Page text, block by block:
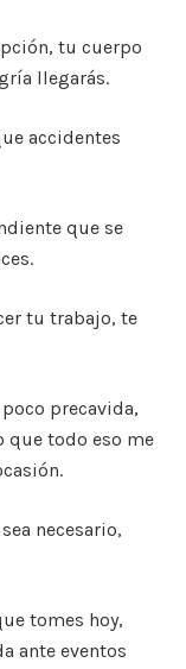
tu cuerpo
llegarás.
accidentes
que se
tu trabajo, te
precavida,
que todo eso me
necesario,
tomes hoy,
ante eventos